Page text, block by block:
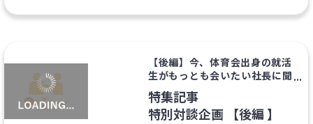
【後編】今、体育会出身の就活
生がもっとも会いたい社長に聞
いてみた。
特集記事
特別対談企画 【後編 】